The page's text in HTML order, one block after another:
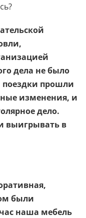
дела не было
поездки прошли
изменения, и
дело.
выигрывать в
были
наша мебель